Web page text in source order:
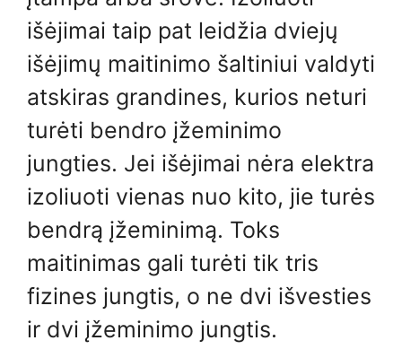
išėjimai taip pat leidžia dviejų
išėjimų maitinimo šaltiniui valdyti
atskiras grandines, kurios neturi
turėti bendro įžeminimo
jungties. Jei išėjimai nėra elektra
izoliuoti vienas nuo kito, jie turės
bendrą įžeminimą. Toks
maitinimas gali turėti tik tris
fizines jungtis, o ne dvi išvesties
ir dvi įžeminimo jungtis.